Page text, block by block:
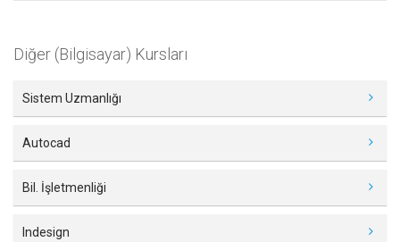
Diğer (Bilgisayar) Kursları
Sistem Uzmanlığı
Autocad
Bil. İşletmenliği
Indesign